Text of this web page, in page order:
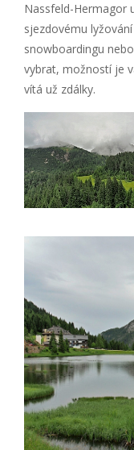
Nassfeld-Hermagor
sjezdovému
snowboardingu
vybrat, možností je
vítá už zdálky.